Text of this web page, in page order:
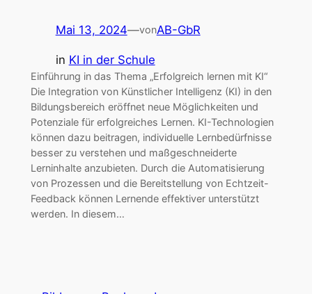
Mai 13, 2024—vonAB-GbR
in KI in der Schule
Einführung in das Thema „Erfolgreich lernen mit KI“
Die Integration von Künstlicher Intelligenz (KI) in den
Bildungsbereich eröffnet neue Möglichkeiten und
Potenziale für erfolgreiches Lernen. KI-Technologien
können dazu beitragen, individuelle Lernbedürfnisse
besser zu verstehen und maßgeschneiderte
Lerninhalte anzubieten. Durch die Automatisierung
von Prozessen und die Bereitstellung von Echtzeit-
Feedback können Lernende effektiver unterstützt
werden. In diesem…